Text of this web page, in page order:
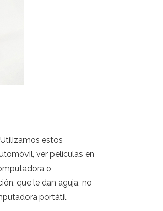
estos
ver películas en
o
que le dan aguja, no
portátil.